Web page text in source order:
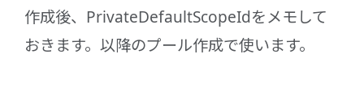
作成後、PrivateDefaultScopeIdをメモして
おきます。以降のプール作成で使います。